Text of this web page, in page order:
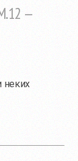
—
неких